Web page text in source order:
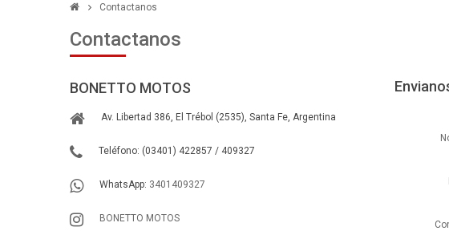
Contactanos
Contactanos
BONETTO MOTOS
Av. Libertad 386, El Trébol (2535), Santa Fe, Argentina
Teléfono: (03401) 422857 / 409327
WhatsApp: 3401409327
BONETTO MOTOS